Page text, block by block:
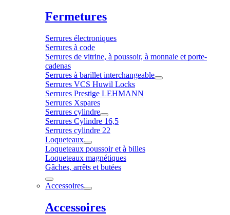
Fermetures
Serrures électroniques
Serrures à code
Serrures de vitrine, à poussoir, à monnaie et porte-
cadenas
Serrures à barillet interchangeable
Serrures VCS Huwil Locks
Serrures Prestige LEHMANN
Serrures Xspares
Serrures cylindre
Serrures Cylindre 16,5
Serrures cylindre 22
Loqueteaux
Loqueteaux poussoir et à billes
Loqueteaux magnétiques
Gâches, arrêts et butées
Accessoires
Accessoires